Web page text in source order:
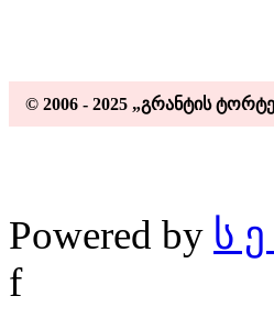
© 2006 - 2025 „გრანტის
Powered by ს
f